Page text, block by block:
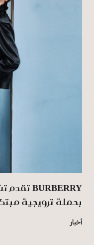
بحملة ترويجية مبتكرة
أخبار